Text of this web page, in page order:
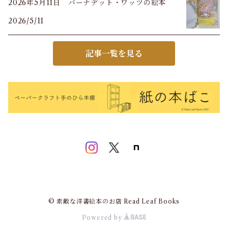
2026年5月11日 バーナデット・ワッツの絵本
2026/5/11
記事一覧を見る
© 素敵な洋書絵本のお店 Read Leaf Books
Powered by